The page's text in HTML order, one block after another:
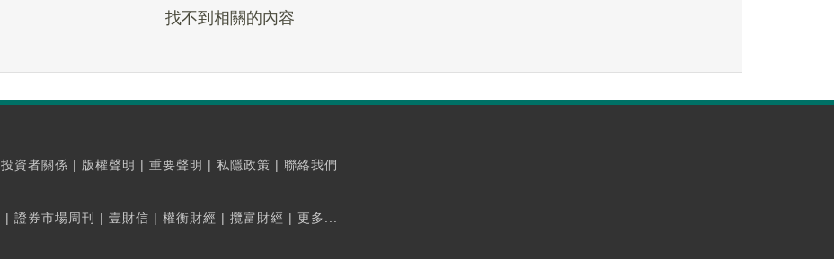
找不到相關的內容
投資者關係 | 版權聲明 | 重要聲明 | 私隱政策 | 聯絡我們
| 證券市場周刊 | 壹財信 | 權衡財經 | 攬富財經 | 更多...